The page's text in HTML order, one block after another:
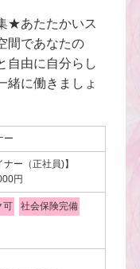
★あたたかいス
間であなたの
自由に自分らし
緒に働きましょ
ー
ー（正社員)】
円
可 社会保険完備